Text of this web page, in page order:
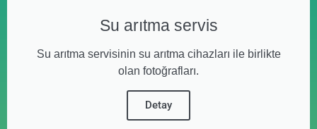
Su arıtma servis
Su arıtma servisinin su arıtma cihazları ile birlikte
olan fotoğrafları.
Detay